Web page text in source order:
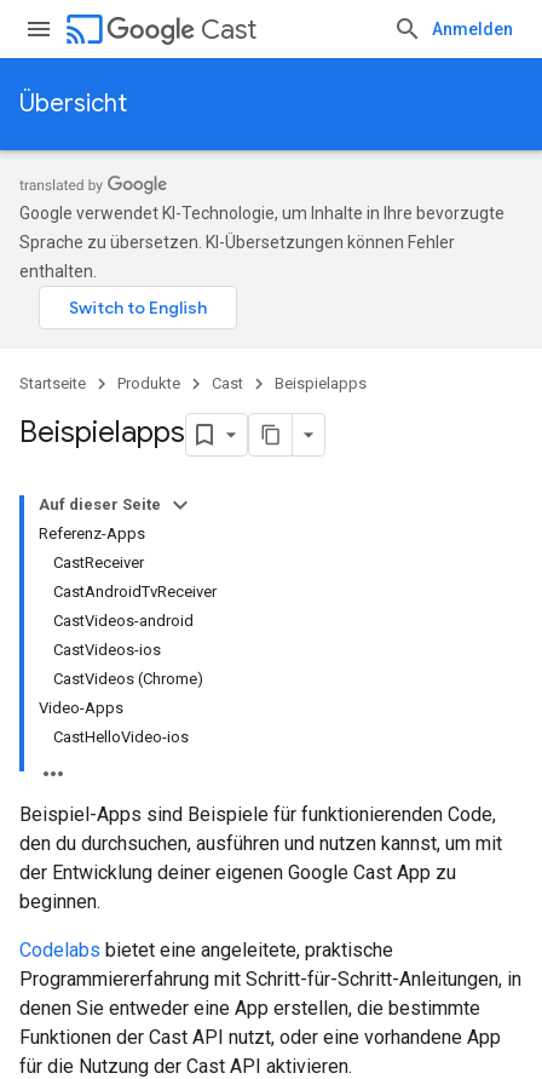
cast Cast Anmelden
Übersicht
Google verwendet KI-Technologie, um Inhalte in Ihre bevorzugte
Sprache zu übersetzen. KI-Übersetzungen können Fehler
enthalten.
Startseite Produkte Cast Beispielapps
Beispielapps
Auf dieser Seite
Referenz-Apps
CastReceiver
CastAndroidTvReceiver
CastVideos-android
CastVideos-ios
CastVideos (Chrome)
Video-Apps
CastHelloVideo-ios
Beispiel-Apps sind Beispiele für funktionierenden Code,
den du durchsuchen, ausführen und nutzen kannst, um mit
der Entwicklung deiner eigenen Google Cast App zu
beginnen.
Codelabs bietet eine angeleitete, praktische
Programmiererfahrung mit Schritt-für-Schritt-Anleitungen, in
denen Sie entweder eine App erstellen, die bestimmte
Funktionen der Cast API nutzt, oder eine vorhandene App
für die Nutzung der Cast API aktivieren.